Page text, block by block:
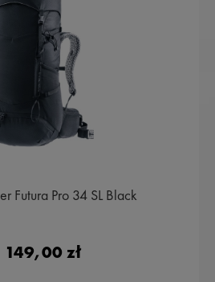
Futura Pro 34 SL Black
149,00 zł